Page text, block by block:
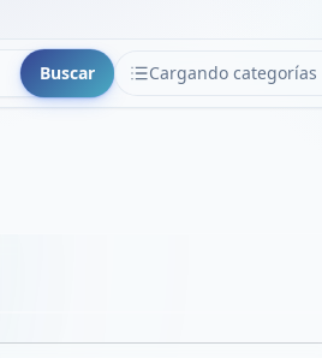
Buscar Cargando categorías
CATEGORÍAS
VER EN PANTALLA COMPLETA